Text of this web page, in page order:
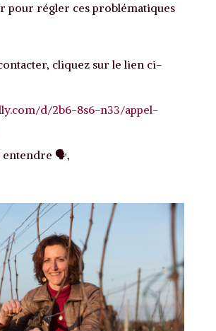
pour régler ces problématiques
cliquez sur le lien ci-
d/2b6-8s6-n33/appel-
entendre 🗣️,